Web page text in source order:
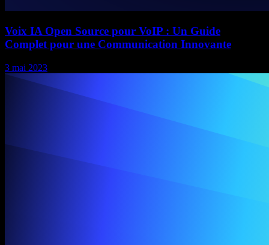
Voix IA Open Source pour VoIP : Un Guide
Complet pour une Communication Innovante
3 mai 2023